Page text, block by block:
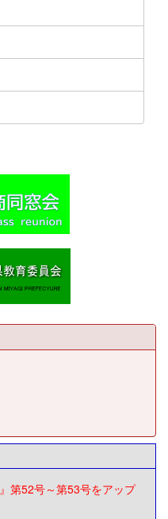
第52号～第53号をアップ